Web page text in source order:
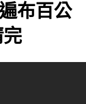
布百公
完